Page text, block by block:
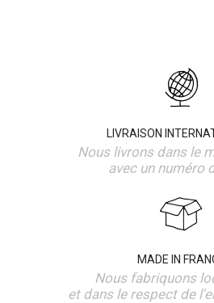
LIVRAISON
Nous livrons dans le
avec un numéro
MADE IN
Nous fabriquons
et dans le respect de